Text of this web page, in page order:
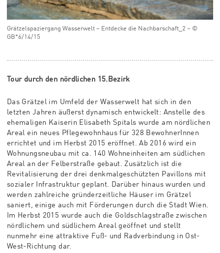
Grätzelspaziergang Wasserwelt – Entdecke die Nachbarschaft_2 – ©
GB*6/14/15
Tour durch den nördlichen 15.Bezirk
Das Grätzel im Umfeld der Wasserwelt hat sich in den
letzten Jahren äußerst dynamisch entwickelt: Anstelle des
ehemaligen Kaiserin Elisabeth Spitals wurde am nördlichen
Areal ein neues Pflegewohnhaus für 328 BewohnerInnen
errichtet und im Herbst 2015 eröffnet. Ab 2016 wird ein
Wohnungsneubau mit ca. 140 Wohneinheiten am südlichen
Areal an der Felberstraße gebaut. Zusätzlich ist die
Revitalisierung der drei denkmalgeschützten Pavillons mit
sozialer Infrastruktur geplant. Darüber hinaus wurden und
werden zahlreiche gründerzeitliche Häuser im Grätzel
saniert, einige auch mit Förderungen durch die Stadt Wien.
Im Herbst 2015 wurde auch die Goldschlagstraße zwischen
nördlichem und südlichem Areal geöffnet und stellt
nunmehr eine attraktive Fuß- und Radverbindung in Ost-
West-Richtung dar.